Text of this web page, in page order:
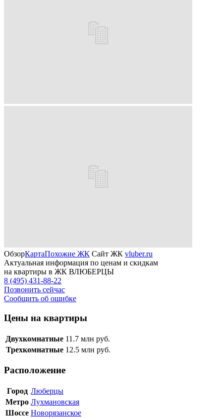
ОбзорКартаПохожие ЖК Сайт ЖК vluber.ru
Актуальная информация по ценам и скидкам
на квартиры в ЖК ВЛЮБЕРЦЫ
8 (495) 431-88-22
Позвонить сейчас
Сообщить об ошибке
Цены на квартиры
Двухкомнатные 11.7 млн руб.
Трехкомнатные 12.5 млн руб.
Расположение
Город Люберцы
Метро Лухмановская
Шоссе Новорязанское